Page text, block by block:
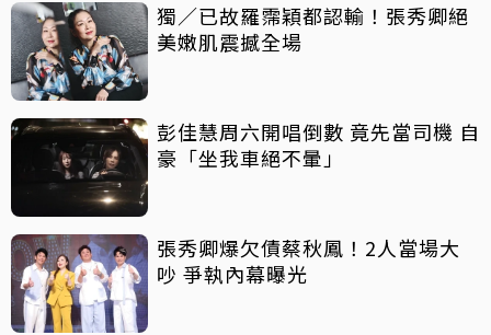
獨／已故羅霈穎都認輸！張秀卿絕
美嫩肌震撼全場
彭佳慧周六開唱倒數 竟先當司機 自
豪「坐我車絕不暈」
張秀卿爆欠債蔡秋鳳！2人當場大
吵 爭執內幕曝光